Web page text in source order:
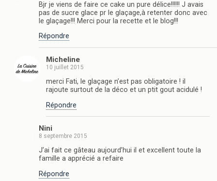
Bjr je viens de faire ce cake un pure délice!!!!!! J avais
pas de sucre glace pr le glaçage,à retenter donc avec
le glaçage!!! Merci pour la recette et le blog!!!
Répondre
Micheline
10 juillet 2015
merci Fati, le glaçage n’est pas obligatoire ! il
rajoute surtout de la déco et un ptit gout acidulé !
Répondre
Nini
8 septembre 2015
J’ai fait ce gâteau aujourd’hui il et excellent toute la
famille a apprécié a refaire
Répondre